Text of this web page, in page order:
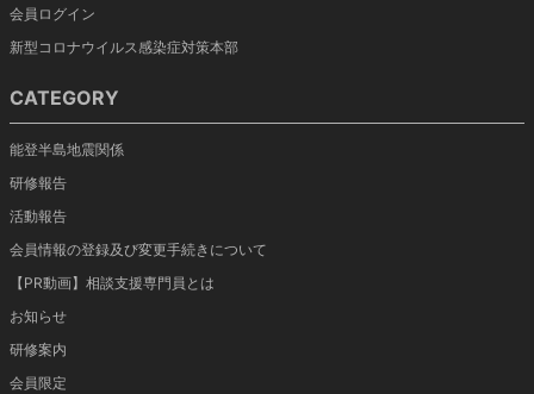
会員ログイン
新型コロナウイルス感染症対策本部
CATEGORY
能登半島地震関係
研修報告
活動報告
会員情報の登録及び変更手続きについて
【PR動画】相談支援専門員とは
お知らせ
研修案内
会員限定